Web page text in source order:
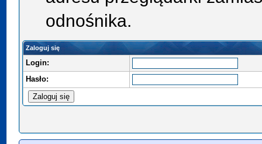
odnośnika.
Zaloguj się
Login:
Hasło: